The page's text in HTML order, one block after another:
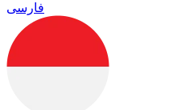
فارسی